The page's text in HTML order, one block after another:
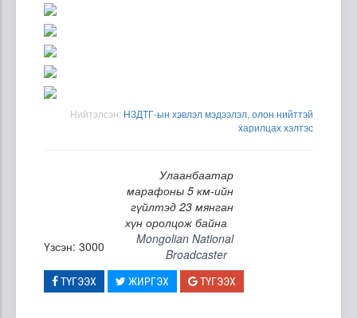
Нийтэлсэн: НЗДТГ-ын хэвлэл мэдээлэл, олон нийттэй
харилцах хэлтэс
Улаанбаатар
марафоны 5 км-ийн
гүйлтэд 23 мянган
хүн оролцож байна
Үзсэн: 3000
Mongolian National
Broadcaster
ТҮГЭЭХ ЖИРГЭХ ТҮГЭЭХ